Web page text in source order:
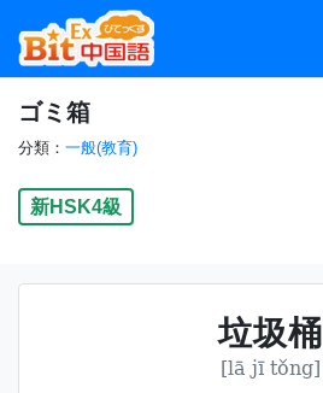
ゴミ箱
分類： 一般(教育)
新HSK4級
垃圾桶
[lā jī tǒng]